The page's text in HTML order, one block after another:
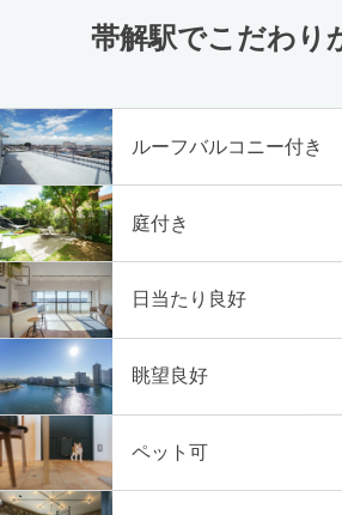
帯解駅でこだわり
ルーフバルコニー付き
庭付き
日当たり良好
眺望良好
ペット可